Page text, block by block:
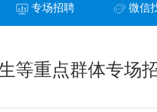
专场招聘 微信
等重点群体专场